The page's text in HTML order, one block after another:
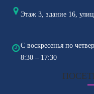
Этаж 3, здание 16,
С воскресенья по
8:30 – 17:30